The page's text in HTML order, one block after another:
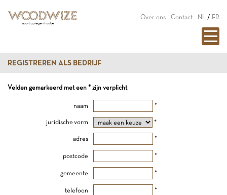
Over ons Contact NL / FR
REGISTREREN ALS BEDRIJF
Velden gemarkeerd met een * zijn verplicht
naam *
juridische vorm *
adres *
postcode *
gemeente *
telefoon *